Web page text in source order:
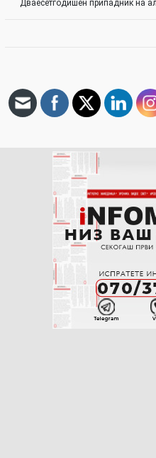
Дваесетгодишен припадник на